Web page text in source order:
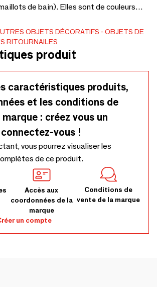
de bain). Elles sont de couleurs
de nos personnages. Elle vous suivra
Disponible en deux formats.
dans nos ateliers bretons et fabriquée
une entreprise familiale qui a une
25 cm.
:-) ☀️ Dan Summer grande trousse :
qui voyagent avec style et sourire ! Un
envahit la maison. Des accessoires
grain de folie à notre décor quotidien.
OBJETS DÉCORATIFS
OBJETS DE
RITOURNAILES
produit
caractéristiques produits,
et les conditions de
: créez vous un
vous !
vous pourrez visualiser les
de ce produit.
Accès aux
coordonnées de la
marque
Conditions de
vente de la marque
un compte